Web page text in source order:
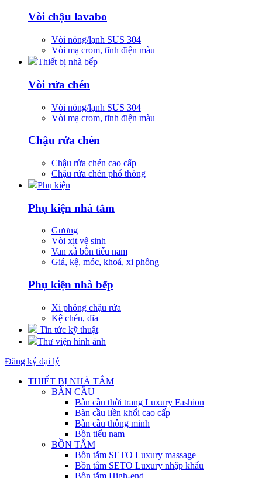
Vòi chậu lavabo
Vòi nóng/lạnh SUS 304
Vòi mạ crom, tĩnh điện màu
Thiết bị nhà bếp
Vòi rửa chén
Vòi nóng/lạnh SUS 304
Vòi mạ crom, tĩnh điện màu
Chậu rửa chén
Chậu rửa chén cao cấp
Chậu rửa chén phổ thông
Phụ kiện
Phụ kiện nhà tắm
Gương
Vòi xịt vệ sinh
Van xả bồn tiểu nam
Giá, kệ, móc, khoá, xi phông
Phụ kiện nhà bếp
Xi phông chậu rửa
Kệ chén, dĩa
Tin tức kỹ thuật
Thư viện hình ảnh
Đăng ký đại lý
THIẾT BỊ NHÀ TẮM
BÀN CẦU
Bàn cầu thời trang Luxury Fashion
Bàn cầu liền khối cao cấp
Bàn cầu thông minh
Bồn tiểu nam
BỒN TẮM
Bồn tắm SETO Luxury massage
Bồn tắm SETO Luxury nhập khẩu
Bồn tắm High-end